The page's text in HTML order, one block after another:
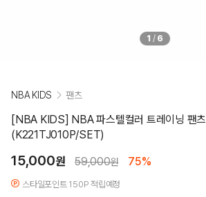
1 / 6
NBA KIDS 팬츠
[NBA KIDS] NBA 파스텔컬러 트레이닝 팬츠
(K221TJ010P/SET)
15,000원 59,000원 75%
스타일포인트 150P 적립예정